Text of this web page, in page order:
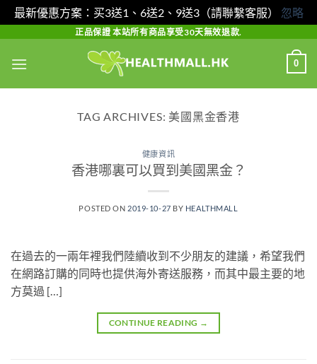
最新優惠方案：买3送1、6送2、9送3（請聯繫客服） 忽略
content
正品保證 本站所有商品享受30天無效退款.
0
TAG ARCHIVES: 美國黑金香港
健康資訊
香港哪裏可以買到美國黑金？
POSTED ON 2019-10-27 BY HEALTHMALL
在過去的一兩年裡我們陸續收到不少朋友的建議，希望我們
在網路訂購的同時也提供海外寄送服務，而其中最主要的地
方莫過 […]
CONTINUE READING →